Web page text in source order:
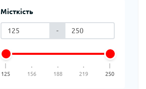
Місткість
-
125 156 188 219 250